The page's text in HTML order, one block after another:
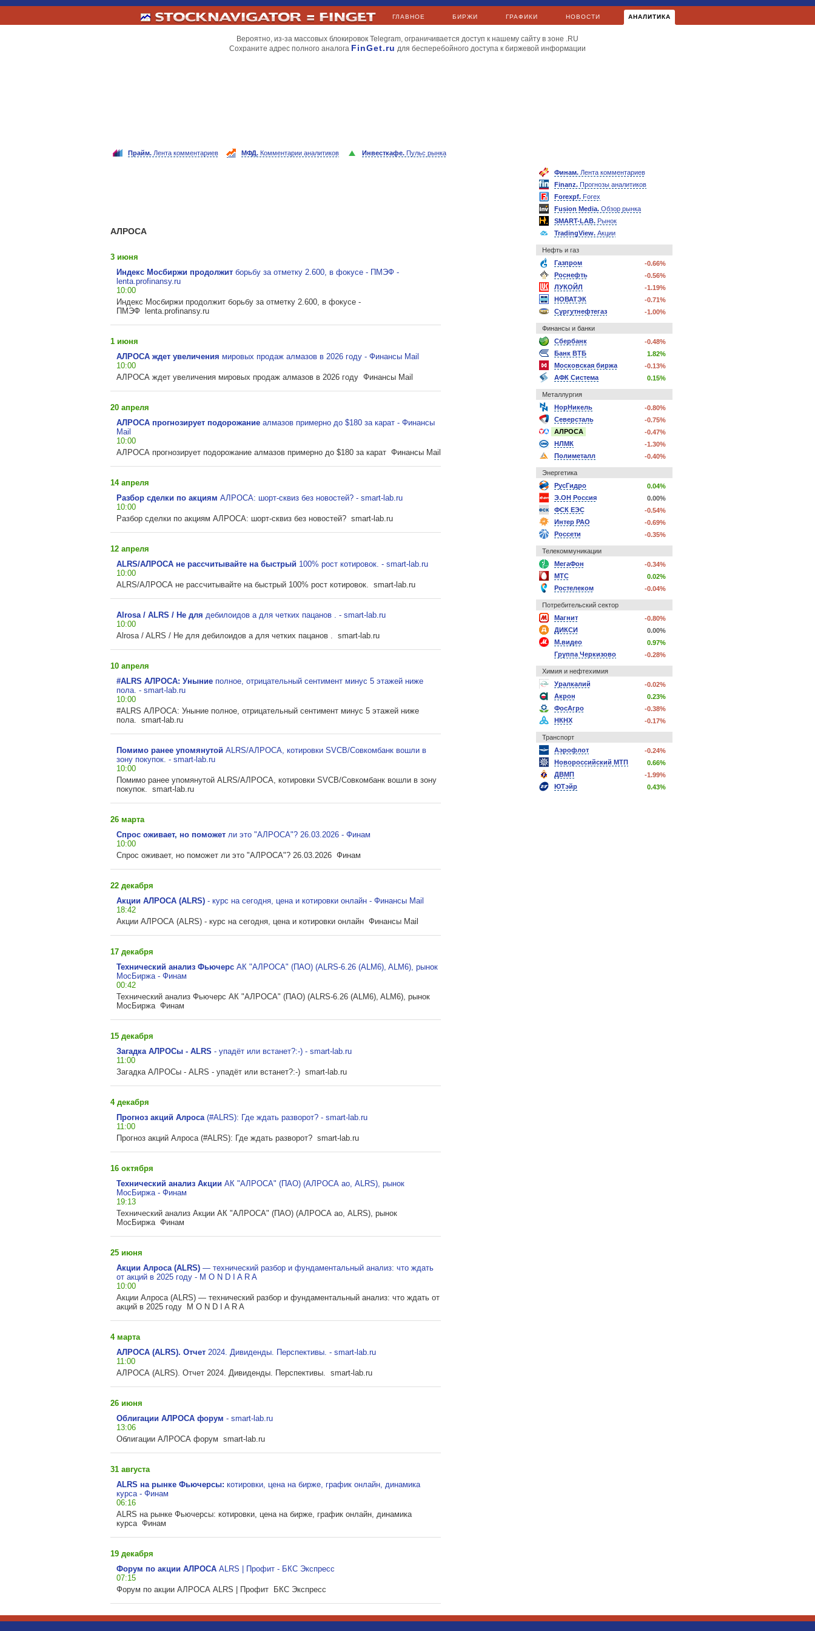
ГЛАВНОЕ БИРЖИ ГРАФИКИ НОВОСТИ АНАЛИТИКА
Вероятно, из-за массовых блокировок Telegram, ограничивается доступ к нашему сайту в зоне .RU
Сохраните адрес полного аналога FinGet.ru для бесперебойного доступа к биржевой информации
Прайм. Лента комментариев МФД. Комментарии аналитиков Инвесткафе. Пульс рынка
АЛРОСА
3 июня
Индекс Мосбиржи продолжит борьбу за отметку 2.600, в фокусе - ПМЭФ -
lenta.profinansy.ru
10:00
Индекс Мосбиржи продолжит борьбу за отметку 2.600, в фокусе -
ПМЭФ lenta.profinansy.ru
1 июня
АЛРОСА ждет увеличения мировых продаж алмазов в 2026 году - Финансы Mail
10:00
АЛРОСА ждет увеличения мировых продаж алмазов в 2026 году Финансы Mail
20 апреля
АЛРОСА прогнозирует подорожание алмазов примерно до $180 за карат - Финансы
Mail
10:00
АЛРОСА прогнозирует подорожание алмазов примерно до $180 за карат Финансы Mail
14 апреля
Разбор сделки по акциям АЛРОСА: шорт-сквиз без новостей? - smart-lab.ru
10:00
Разбор сделки по акциям АЛРОСА: шорт-сквиз без новостей? smart-lab.ru
12 апреля
ALRS/АЛРОСА не рассчитывайте на быстрый 100% рост котировок. - smart-lab.ru
10:00
ALRS/АЛРОСА не рассчитывайте на быстрый 100% рост котировок. smart-lab.ru
Alrosa / ALRS / Не для дебилоидов а для четких пацанов . - smart-lab.ru
10:00
Alrosa / ALRS / Не для дебилоидов а для четких пацанов . smart-lab.ru
10 апреля
#ALRS АЛРОСА: Уныние полное, отрицательный сентимент минус 5 этажей ниже
пола. - smart-lab.ru
10:00
#ALRS АЛРОСА: Уныние полное, отрицательный сентимент минус 5 этажей ниже
пола. smart-lab.ru
Помимо ранее упомянутой ALRS/АЛРОСА, котировки SVCB/Совкомбанк вошли в
зону покупок. - smart-lab.ru
10:00
Помимо ранее упомянутой ALRS/АЛРОСА, котировки SVCB/Совкомбанк вошли в зону
покупок. smart-lab.ru
26 марта
Спрос оживает, но поможет ли это "АЛРОСА"? 26.03.2026 - Финам
10:00
Спрос оживает, но поможет ли это "АЛРОСА"? 26.03.2026 Финам
22 декабря
Акции АЛРОСА (ALRS) - курс на сегодня, цена и котировки онлайн - Финансы Mail
18:42
Акции АЛРОСА (ALRS) - курс на сегодня, цена и котировки онлайн Финансы Mail
17 декабря
Технический анализ Фьючерс АК "АЛРОСА" (ПАО) (ALRS-6.26 (ALM6), ALM6), рынок
МосБиржа - Финам
00:42
Технический анализ Фьючерс АК "АЛРОСА" (ПАО) (ALRS-6.26 (ALM6), ALM6), рынок
МосБиржа Финам
15 декабря
Загадка АЛРОСы - ALRS - упадёт или встанет?:-) - smart-lab.ru
11:00
Загадка АЛРОСы - ALRS - упадёт или встанет?:-) smart-lab.ru
4 декабря
Прогноз акций Алроса (#ALRS): Где ждать разворот? - smart-lab.ru
11:00
Прогноз акций Алроса (#ALRS): Где ждать разворот? smart-lab.ru
16 октября
Технический анализ Акции АК "АЛРОСА" (ПАО) (АЛРОСА ао, ALRS), рынок
МосБиржа - Финам
19:13
Технический анализ Акции АК "АЛРОСА" (ПАО) (АЛРОСА ао, ALRS), рынок
МосБиржа Финам
25 июня
Акции Алроса (ALRS) — технический разбор и фундаментальный анализ: что ждать
от акций в 2025 году - M O N D I A R A
10:00
Акции Алроса (ALRS) — технический разбор и фундаментальный анализ: что ждать от
акций в 2025 году M O N D I A R A
4 марта
АЛРОСА (ALRS). Отчет 2024. Дивиденды. Перспективы. - smart-lab.ru
11:00
АЛРОСА (ALRS). Отчет 2024. Дивиденды. Перспективы. smart-lab.ru
26 июня
Облигации АЛРОСА форум - smart-lab.ru
13:06
Облигации АЛРОСА форум smart-lab.ru
31 августа
ALRS на рынке Фьючерсы: котировки, цена на бирже, график онлайн, динамика
курса - Финам
06:16
ALRS на рынке Фьючерсы: котировки, цена на бирже, график онлайн, динамика
курса Финам
19 декабря
Форум по акции АЛРОСА ALRS | Профит - БКС Экспресс
07:15
Форум по акции АЛРОСА ALRS | Профит БКС Экспресс
Финам. Лента комментариев
Finanz. Прогнозы аналитиков
Forexpf. Forex
Fusion Media. Обзор рынка
SMART-LAB. Рынок
TradingView. Акции
Нефть и газ
Газпром
-0.66%
Роснефть
-0.56%
ЛУКОЙЛ
-1.19%
НОВАТЭК
-0.71%
Сургутнефтегаз
-1.00%
Финансы и банки
Сбербанк
-0.48%
Банк ВТБ
1.82%
Московская биржа
-0.13%
АФК Система
0.15%
Металлургия
НорНикель
-0.80%
Северсталь
-0.75%
АЛРОСА
-0.47%
НЛМК
-1.30%
Полиметалл
-0.40%
Энергетика
РусГидро
0.04%
Э.ОН Россия
0.00%
ФСК ЕЭС
-0.54%
Интер РАО
-0.69%
Россети
-0.35%
Телекоммуникации
МегаФон
-0.34%
МТС
0.02%
Ростелеком
-0.04%
Потребительский сектор
Магнит
-0.80%
ДИКСИ
0.00%
М.видео
0.97%
Группа Черкизово
-0.28%
Химия и нефтехимия
Уралкалий
-0.02%
Акрон
0.23%
ФосАгро
-0.38%
НКНХ
-0.17%
Транспорт
Аэрофлот
-0.24%
Новороссийский МТП
0.66%
ДВМП
-1.99%
ЮТэйр
0.43%